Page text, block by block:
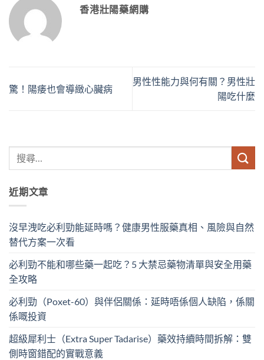
香港壯陽藥網購
驚！陽痿也會導緻心臟病
男性性能力與何有關？男性壯
陽吃什麼
近期文章
沒早洩吃必利勁能延時嗎？健康男性服藥真相、風險與自然
替代方案一次看
必利勁不能和哪些藥一起吃？5 大禁忌藥物清單與安全用藥
全攻略
必利勁（Poxet-60）與伴侶關係：延時唔係個人缺陷，係關
係嘅投資
超級犀利士（Extra Super Tadarise）藥效持續時間拆解：雙
側時窗錯配的實戰意義